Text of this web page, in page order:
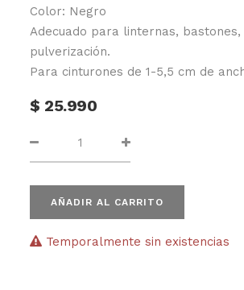
Color: Negro
Adecuado para linternas, bastones,
pulverización.
Para cinturones de 1-5,5 cm de
$ 25.990
AÑADIR AL CARRITO
Temporalmente sin existencias